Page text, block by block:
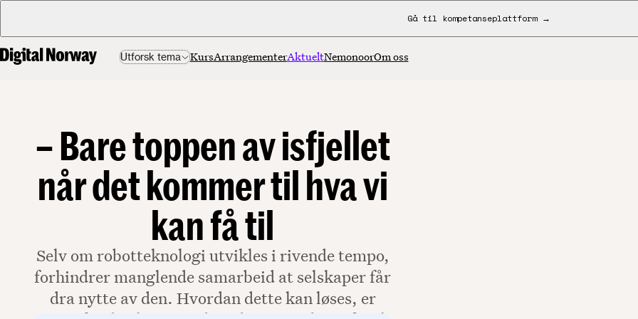
Gå til kompetanseplattform →
Utforsk tema KursArrangementerAktueltNemonoorOm oss
– Bare toppen av isfjellet
når det kommer til hva vi
kan få til
Selv om robotteknologi utvikles i rivende tempo,
forhindrer manglende samarbeid at selskaper får
dra nytte av den. Hvordan dette kan løses, er